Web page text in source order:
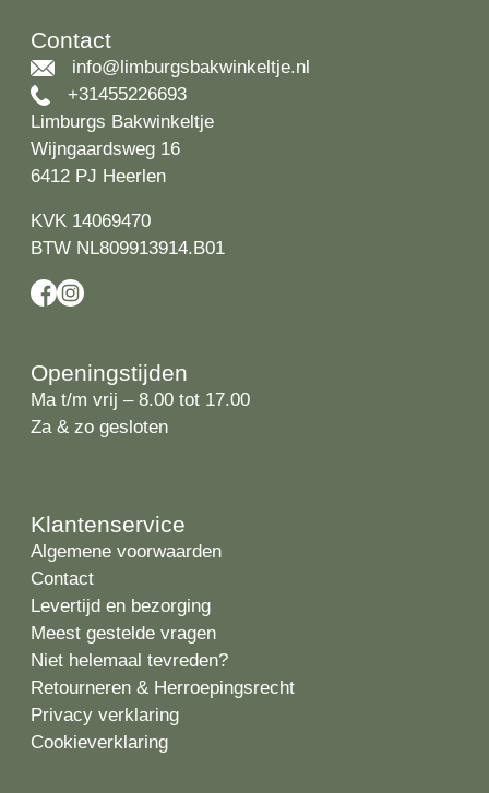
Contact
info@limburgsbakwinkeltje.nl
+31455226693
Limburgs Bakwinkeltje
Wijngaardsweg 16
6412 PJ Heerlen
KVK 14069470
BTW NL809913914.B01
Openingstijden
Ma t/m vrij – 8.00 tot 17.00
Za & zo gesloten
Klantenservice
Algemene voorwaarden
Contact
Levertijd en bezorging
Meest gestelde vragen
Niet helemaal tevreden?
Retourneren & Herroepingsrecht
Privacy verklaring
Cookieverklaring